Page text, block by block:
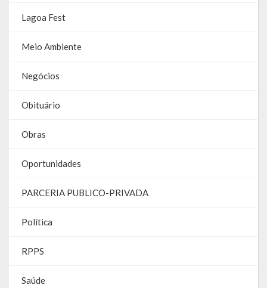
Lei Municipal
Parcerias – LEI 13.019/2014
RGF
LDO
Transparência
Apresentação
Portal da Transparência
Lagoa Fest
Meio Ambiente
Negócios
Obituário
Obras
Oportunidades
PARCERIA PUBLICO-PRIVADA
Política
RPPS
Saúde